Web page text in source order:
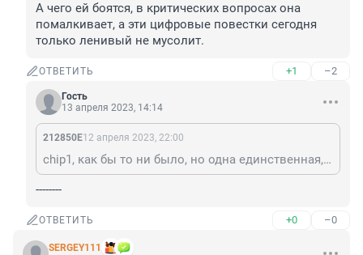
А чего ей боятся, в критических вопросах она
помалкивает, а эти цифровые повестки сегодня
только ленивый не мусолит.
ОТВЕТИТЬ +1 –2
Гость
13 апреля 2023, 14:14
212850Е12 апреля 2023, 22:00
chip1, как бы то ни было, но одна единственная, кто не побоялся голосовать против. И без нелепых оправданий о перепутанных кнопках.
--------
ОТВЕТИТЬ +0 –0
SERGEY111